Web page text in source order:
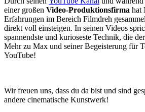
einer großen Video-Produktionsfirma hat
Erfahrungen im Bereich Filmdreh
direkt voll einsteigen. In seinen Videos
spannendste und kurioseste Technik, die
Mehr zu Max und seiner Begeisterung für
YouTube!
Wir freuen uns, dass du da bist und sind
andere cinematische Kunstwerk!